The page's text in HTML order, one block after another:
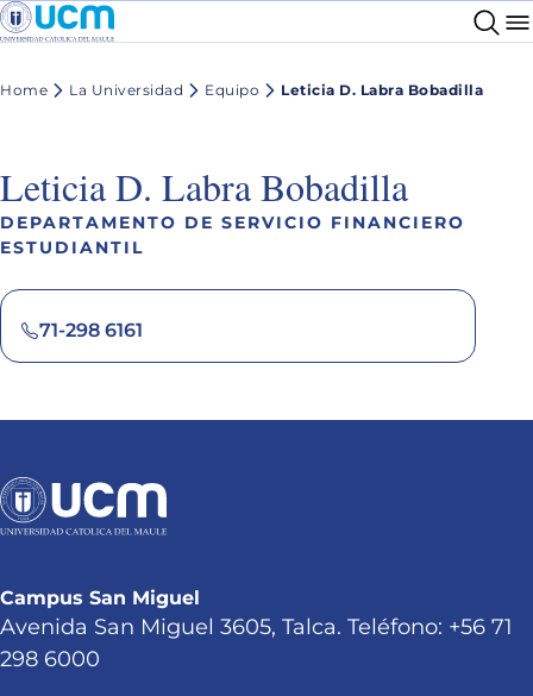
Home La Universidad Equipo Leticia D. Labra Bobadilla
Leticia D. Labra Bobadilla
DEPARTAMENTO DE SERVICIO FINANCIERO
ESTUDIANTIL
71-298 6161
Campus San Miguel
Avenida San Miguel 3605, Talca. Teléfono: +56 71
298 6000